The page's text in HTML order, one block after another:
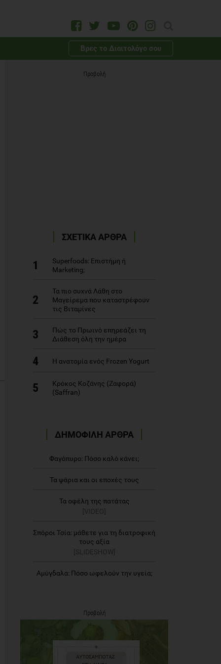
Βρες το Διαιτολόγο σου
Προβολή
ΣΧΕΤΙΚΑ ΑΡΘΡΑ
1
Superfoods: Επιστήμη ή
Marketing;
2
Τα πιο συχνά Λάθη στο
Μαγείρεμα που καταστρέφουν
τις Βιταμίνες
3
Πώς το Πρωινό επηρεάζει τη
Διάθεση όλη την ημέρα
4 Η ανατομία ενός Frozen Yogurt
5
Κρόκος Κοζάνης (Ζαφορά)
(Saffran)
ΔΗΜΟΦΙΛΗ ΑΡΘΡΑ
Φαγόπυρο: Πόσο καλό κάνει;
Τα ψάρια και οι εποχές τους
Τα οφέλη της πατάτας
[VIDEO]
Σπόροι Τσία: μάθετε για τη διατροφική
τους αξία
[SLIDESHOW]
Αμύγδαλα: Πόσο ωφελούν την υγεία;
Προβολή